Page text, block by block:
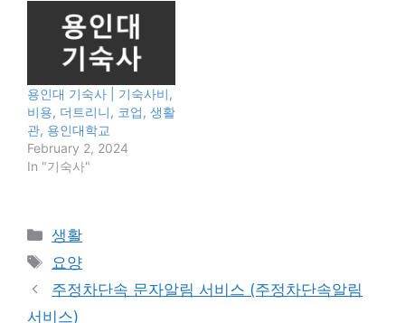
용인대 기숙사 | 기숙사비,
비용, 더트리니, 코업, 생활
관, 용인대학교
February 2, 2024
In "기숙사"
Categories
생활
Tags
요양
주정차단속 문자알림 서비스 (주정차단속알림
서비스)